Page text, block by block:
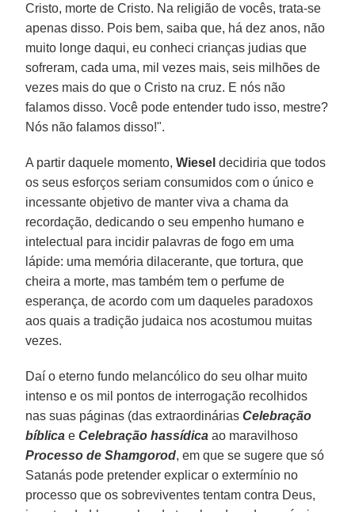
Cristo, morte de Cristo. Na religião de vocês, trata-se
apenas disso. Pois bem, saiba que, há dez anos, não
muito longe daqui, eu conheci crianças judias que
sofreram, cada uma, mil vezes mais, seis milhões de
vezes mais do que o Cristo na cruz. E nós não
falamos disso. Você pode entender tudo isso, mestre?
Nós não falamos disso!".
A partir daquele momento,Wiesel decidiria que todos
os seus esforços seriam consumidos com o único e
incessante objetivo de manter viva a chama da
recordação, dedicando o seu empenho humano e
intelectual para incidir palavras de fogo em uma
lápide: uma memória dilacerante, que tortura, que
cheira a morte, mas também tem o perfume de
esperança, de acordo com um daqueles paradoxos
aos quais a tradição judaica nos acostumou muitas
vezes.
Daí o eterno fundo melancólico do seu olhar muito
intenso e os mil pontos de interrogação recolhidos
nas suas páginas (das extraordináriasCelebração
bíblica eCelebração hassídica ao maravilhoso
Processo de Shamgorod, em que se sugere que só
Satanás pode pretender explicar o extermínio no
processo que os sobreviventes tentam contra Deus,